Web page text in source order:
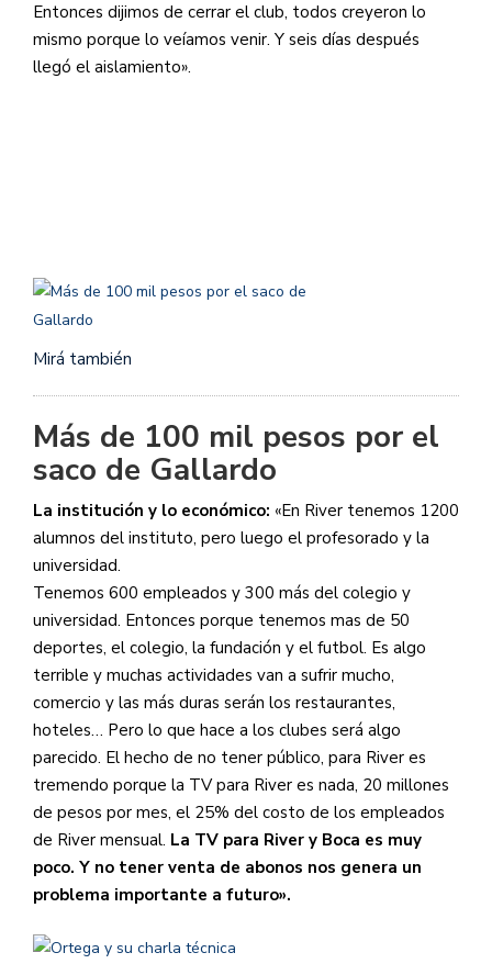
Entonces dijimos de cerrar el club, todos creyeron lo
mismo porque lo veíamos venir. Y seis días después
llegó el aislamiento».
Mirá también
Más de 100 mil pesos por el
saco de Gallardo
La institución y lo económico: «En River tenemos 1200
alumnos del instituto, pero luego el profesorado y la
universidad.
Tenemos 600 empleados y 300 más del colegio y
universidad. Entonces porque tenemos mas de 50
deportes, el colegio, la fundación y el futbol. Es algo
terrible y muchas actividades van a sufrir mucho,
comercio y las más duras serán los restaurantes,
hoteles… Pero lo que hace a los clubes será algo
parecido. El hecho de no tener público, para River es
tremendo porque la TV para River es nada, 20 millones
de pesos por mes, el 25% del costo de los empleados
de River mensual. La TV para River y Boca es muy
poco. Y no tener venta de abonos nos genera un
problema importante a futuro».